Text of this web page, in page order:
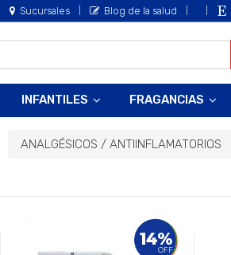
Sucursales Blog de la salud
INFANTILES FRAGANCIAS
ANALGÉSICOS / ANTIINFLAMATORIOS
14%
OFF